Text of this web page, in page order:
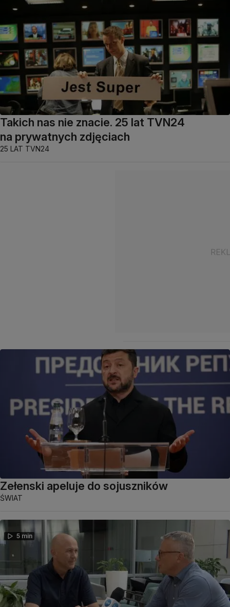
Takich nas nie znacie. 25 lat TVN24
na prywatnych zdjęciach
25 LAT TVN24
Zełenski apeluje do sojuszników
ŚWIAT
5 min